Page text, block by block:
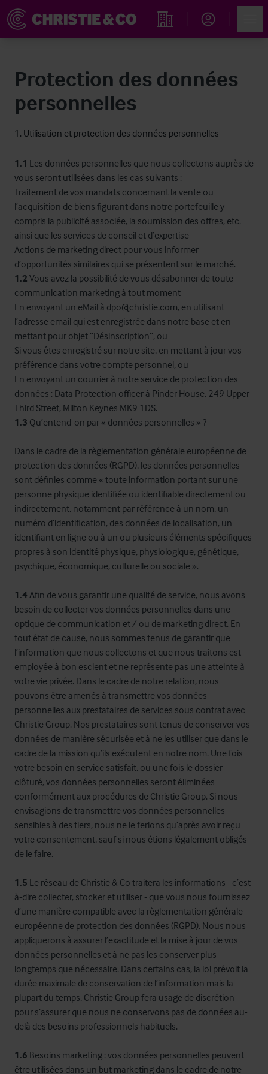
Rechercher un hôtel
Protection des données
personnelles
1. Utilisation et protection des données personnelles
1.1 Les données personnelles que nous collectons auprès de
vous seront utilisées dans les cas suivants :
Traitement de vos mandats concernant la vente ou
l’acquisition de biens figurant dans notre portefeuille y
compris la publicité associée, la soumission des offres, etc.
ainsi que les services de conseil et d’expertise
Actions de marketing direct pour vous informer
d’opportunités similaires qui se présentent sur le marché.
1.2 Vous avez la possibilité de vous désabonner de toute
communication marketing à tout moment
En envoyant un eMail à dpo@christie.com, en utilisant
l’adresse email qui est enregistrée dans notre base et en
mettant pour objet “Désinscription”, ou
Si vous êtes enregistré sur notre site, en mettant à jour vos
préférence dans votre compte personnel, ou
En envoyant un courrier à notre service de protection des
données : Data Protection officer à Pinder House, 249 Upper
Third Street, Milton Keynes MK9 1DS.
1.3 Qu’entend-on par « données personnelles » ?
Dans le cadre de la règlementation générale européenne de
protection des données (RGPD), les données personnelles
sont définies comme « toute information portant sur une
personne physique identifiée ou identifiable directement ou
indirectement, notamment par référence à un nom, un
numéro d’identification, des données de localisation, un
identifiant en ligne ou à un ou plusieurs éléments spécifiques
propres à son identité physique, physiologique, génétique,
psychique, économique, culturelle ou sociale ».
1.4 Afin de vous garantir une qualité de service, nous avons
besoin de collecter vos données personnelles dans une
optique de communication et / ou de marketing direct. En
tout état de cause, nous sommes tenus de garantir que
l’information que nous collectons et que nous traitons est
employée à bon escient et ne représente pas une atteinte à
votre vie privée. Dans le cadre de notre relation, nous
pouvons être amenés à transmettre vos données
personnelles aux prestataires de services sous contrat avec
Christie Group. Nos prestataires sont tenus de conserver vos
données de manière sécurisée et à ne les utiliser que dans le
cadre de la mission qu’ils exécutent en notre nom. Une fois
votre besoin en service satisfait, ou une fois le dossier
clôturé, vos données personnelles seront éliminées
conformément aux procédures de Christie Group. Si nous
envisagions de transmettre vos données personnelles
sensibles à des tiers, nous ne le ferions qu’après avoir reçu
votre consentement, sauf si nous étions légalement obligés
de le faire.
1.5 Le réseau de Christie & Co traitera les informations - c’est-
à-dire collecter, stocker et utiliser - que vous nous fournissez
d’une manière compatible avec la règlementation générale
européenne de protection des données (RGPD). Nous nous
appliquerons à assurer l’exactitude et la mise à jour de vos
données personnelles et à ne pas les conserver plus
longtemps que nécessaire. Dans certains cas, la loi prévoit la
durée maximale de conservation de l’information mais la
plupart du temps, Christie Group fera usage de discrétion
pour s’assurer que nous ne conservons pas de données au-
delà des besoins professionnels habituels.
1.6 Besoins marketing : vos données personnelles peuvent
être utilisées dans un but marketing dans le cadre de notre